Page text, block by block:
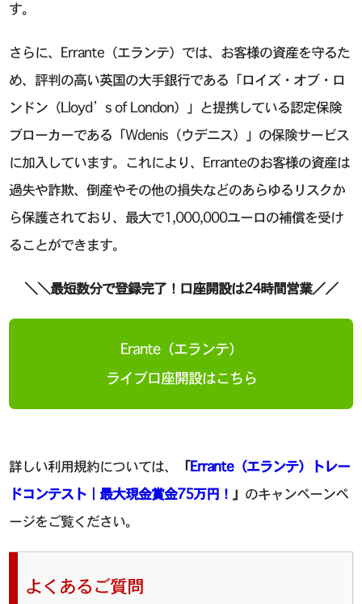
す。
さらに、Errante（エランテ）では、お客様の資産を守るた
め、評判の高い英国の大手銀行である「ロイズ・オブ・ロ
ンドン（Lloyd’s of London）」と提携している認定保険
ブローカーである「Wdenis（ウデニス）」の保険サービス
に加入しています。これにより、Erranteのお客様の資産は
過失や詐欺、倒産やその他の損失などのあらゆるリスクか
ら保護されており、最大で1,000,000ユーロの補償を受け
ることができます。
＼＼最短数分で登録完了！口座開設は24時間営業／／
Erante（エランテ）
ライブ口座開設はこちら
詳しい利用規約については、 「Errante（エランテ）トレー
ドコンテスト｜最大現金賞金75万円！ 」 のキャンペーンペ
ージをご覧ください。
よくあるご質問